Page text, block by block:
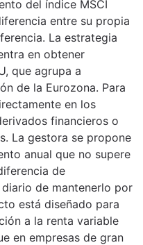
del índice MSCI
entre su propia
La estrategia
en obtener
que agrupa a
de la Eurozona. Para
en los
financieros o
La gestora se propone
anual que no supere
de
de mantenerlo por
está diseñado para
a la renta variable
en empresas de gran